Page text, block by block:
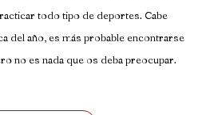
todo tipo de deportes. Cabe
del año, es más probable encontrarse
no es nada que os deba preocupar.